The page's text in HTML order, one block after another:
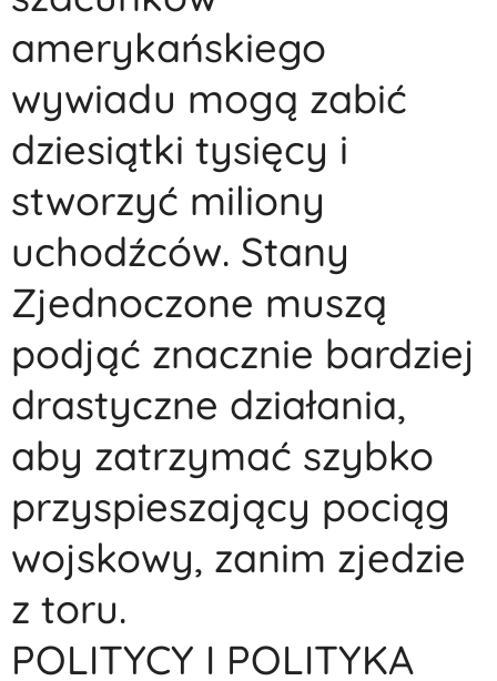
amerykańskiego
wywiadu mogą zabić
dziesiątki tysięcy i
stworzyć miliony
uchodźców. Stany
Zjednoczone muszą
podjąć znacznie bardziej
drastyczne działania,
aby zatrzymać szybko
przyspieszający pociąg
wojskowy, zanim zjedzie
z toru.
POLITYCY I POLITYKA